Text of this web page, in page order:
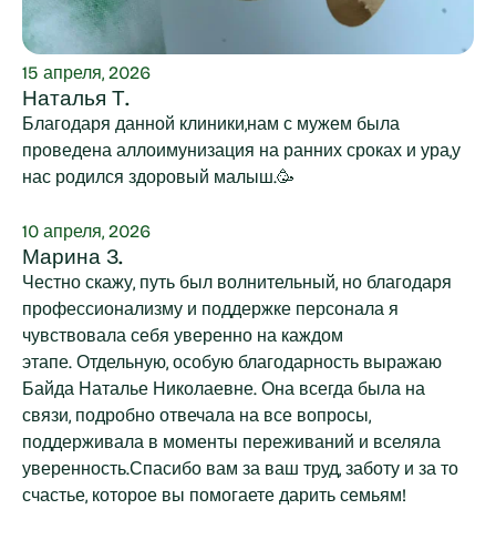
15 апреля, 2026
Наталья Т.
Благодаря данной клиники,нам с мужем была
проведена аллоимунизация на ранних сроках и ура,у
нас родился здоровый малыш.🥳
10 апреля, 2026
Марина З.
Честно скажу, путь был волнительный, но благодаря
профессионализму и поддержке персонала я
чувствовала себя уверенно на каждом
этапе. Отдельную, особую благодарность выражаю
Байда Наталье Николаевне. Она всегда была на
связи, подробно отвечала на все вопросы,
поддерживала в моменты переживаний и вселяла
уверенность.Спасибо вам за ваш труд, заботу и за то
счастье, которое вы помогаете дарить семьям!